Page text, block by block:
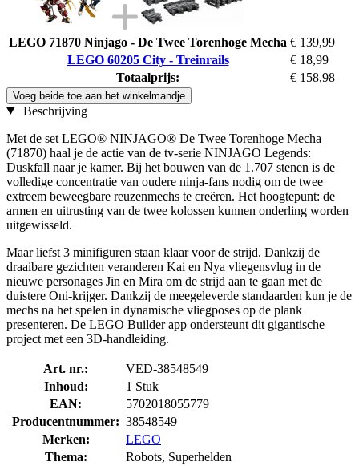
LEGO 71870 Ninjago - De Twee Torenhoge Mecha € 139,99
LEGO 60205 City - Treinrails
€ 18,99
Totaalprijs:
€ 158,98
Voeg beide toe aan het winkelmandje
Beschrijving
Met de set LEGO® NINJAGO® De Twee Torenhoge Mecha
(71870) haal je de actie van de tv-serie NINJAGO Legends:
Duskfall naar je kamer. Bij het bouwen van de 1.707 stenen is de
volledige concentratie van oudere ninja-fans nodig om de twee
extreem beweegbare reuzenmechs te creëren. Het hoogtepunt: de
armen en uitrusting van de twee kolossen kunnen onderling worden
uitgewisseld.
Maar liefst 3 minifiguren staan klaar voor de strijd. Dankzij de
draaibare gezichten veranderen Kai en Nya vliegensvlug in de
nieuwe personages Jin en Mira om de strijd aan te gaan met de
duistere Oni-krijger. Dankzij de meegeleverde standaarden kun je de
mechs na het spelen in dynamische vliegposes op de plank
presenteren. De LEGO Builder app ondersteunt dit gigantische
project met een 3D-handleiding.
Art. nr.:
VED-38548549
Inhoud:
1 Stuk
EAN:
5702018055779
Producentnummer: 38548549
Merken:
LEGO
Thema:
Robots, Superhelden